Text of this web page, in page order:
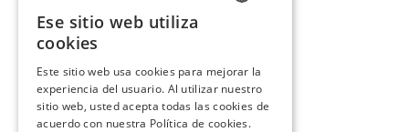
Ese sitio web utiliza
cookies
Este sitio web usa cookies para mejorar la
experiencia del usuario. Al utilizar nuestro
sitio web, usted acepta todas las cookies de
acuerdo con nuestra Política de cookies.